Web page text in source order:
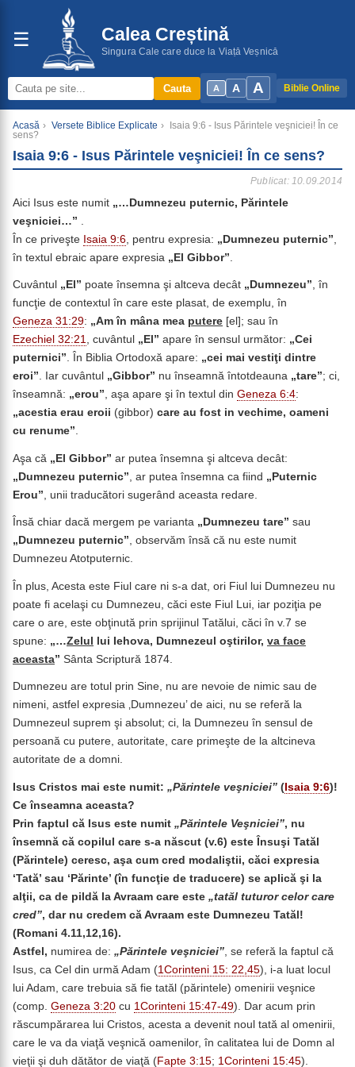
☰ Calea Creștină
Singura Cale care duce la Viață Veșnică
A A A Biblie Online
Cauta
Acasă › Versete Biblice Explicate ›
Isaia 9:6 - Isus Părintele veşniciei! În ce
sens?
Isaia 9:6 - Isus Părintele veşniciei! În ce sens?
Publicat: 10.09.2014
Aici Isus este numit „…Dumnezeu puternic, Părintele
veşniciei…” .
În ce priveşte Isaia 9:6, pentru expresia: „Dumnezeu puternic”,
în textul ebraic apare expresia „El Gibbor”.
Cuvântul „El” poate însemna şi altceva decât „Dumnezeu”, în
funcţie de contextul în care este plasat, de exemplu, în
Geneza 31:29: „Am în mâna mea putere [el]; sau în
Ezechiel 32:21, cuvântul „El” apare în sensul următor: „Cei
puternici”. În Biblia Ortodoxă apare: „cei mai vestiţi dintre
eroi”. Iar cuvântul „Gibbor” nu înseamnă întotdeauna „tare”; ci,
înseamnă: „erou”, aşa apare şi în textul din Geneza 6:4:
„acestia erau eroii (gibbor) care au fost in vechime, oameni
cu renume”.
Aşa că „El Gibbor” ar putea însemna şi altceva decât:
„Dumnezeu puternic” , ar putea însemna ca fiind „Puternic
Erou” , unii traducători sugerând aceasta redare.
Însă chiar dacă mergem pe varianta „Dumnezeu tare” sau
„Dumnezeu puternic”, observăm însă că nu este numit
Dumnezeu Atotputernic.
În plus, Acesta este Fiul care ni s-a dat, ori Fiul lui Dumnezeu nu
poate fi acelaşi cu Dumnezeu, căci este Fiul Lui, iar poziţia pe
care o are, este obţinută prin sprijinul Tatălui, căci în v.7 se
spune: „…Zelul lui Iehova, Dumnezeul oştirilor, va face
aceasta” Sânta Scriptură 1874.
Dumnezeu are totul prin Sine, nu are nevoie de nimic sau de
nimeni, astfel expresia ‚Dumnezeu’ de aici, nu se referă la
Dumnezeul suprem şi absolut; ci, la Dumnezeu în sensul de
persoană cu putere, autoritate, care primeşte de la altcineva
autoritate de a domni.
Isus Cristos mai este numit: „Părintele veşniciei” ( Isaia 9:6)!
Ce înseamna aceasta?
Prin faptul că Isus este numit „Părintele Veşniciei”, nu
însemnă că copilul care s-a născut (v.6) este Însuşi Tatăl
(Părintele) ceresc, aşa cum cred modaliştii, căci expresia
‘Tată’ sau ‘Părinte’ (în funcţie de traducere) se aplică şi la
alţii, ca de pildă la Avraam care este „tatăl tuturor celor care
cred”, dar nu credem că Avraam este Dumnezeu Tatăl!
(Romani 4.11,12,16).
Astfel, numirea de: „Părintele veşniciei” , se referă la faptul că
Isus, ca Cel din urmă Adam (1Corinteni 15: 22,45), i-a luat locul
lui Adam, care trebuia să fie tatăl (părintele) omenirii veşnice
(comp. Geneza 3:20 cu 1Corinteni 15:47-49). Dar acum prin
răscumpărarea lui Cristos, acesta a devenit noul tată al omenirii,
care le va da viaţă veşnică oamenilor, în calitatea lui de Domn al
vieţii şi duh dătător de viaţă (Fapte 3:15; 1Corinteni 15:45).